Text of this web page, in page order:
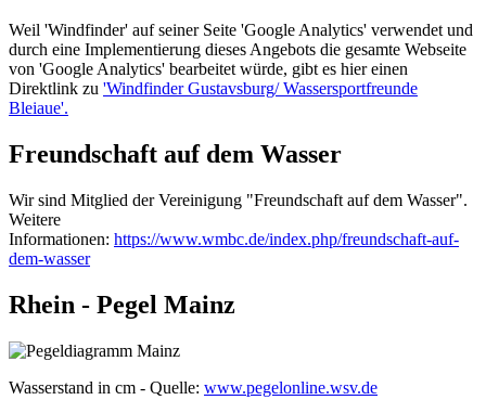
Weil 'Windfinder' auf seiner Seite 'Google Analytics' verwendet und
durch eine Implementierung dieses Angebots die gesamte Webseite
von 'Google Analytics' bearbeitet würde, gibt es hier einen
Direktlink zu 'Windfinder Gustavsburg/ Wassersportfreunde
Bleiaue'.
Freundschaft auf dem Wasser
Wir sind Mitglied der Vereinigung "Freundschaft auf dem Wasser".
Weitere
Informationen: https://www.wmbc.de/index.php/freundschaft-auf-
dem-wasser
Rhein - Pegel Mainz
Wasserstand in cm - Quelle: www.pegelonline.wsv.de